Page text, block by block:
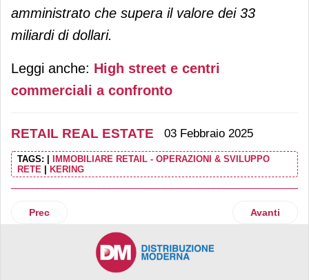
amministrato che supera il valore dei 33
miliardi di dollari.
Leggi anche: High street e centri
commerciali a confronto
RETAIL REAL ESTATE 03 Febbraio 2025
TAGS:
IMMOBILIARE RETAIL - OPERAZIONI & SVILUPPO
RETE
KERING
Articolo precedente: Odos Group: 30 anni di Malpensa
Prec Articolo
Avanti